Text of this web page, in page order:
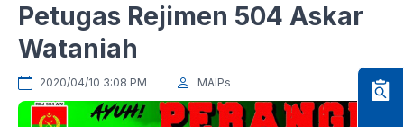
Petugas Rejimen 504 Askar
Wataniah
2020/04/10 3:08 PM MAIPs